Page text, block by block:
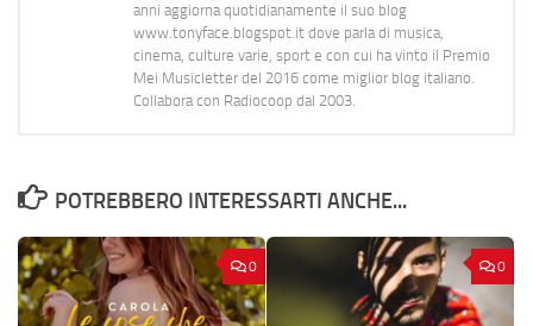
anni aggiorna quotidianamente il suo blog
www.tonyface.blogspot.it dove parla di musica,
cinema, culture varie, sport e con cui ha vinto il Premio
Mei Musicletter del 2016 come miglior blog italiano.
Collabora con Radiocoop dal 2003.
POTREBBERO INTERESSARTI ANCHE...
0 0